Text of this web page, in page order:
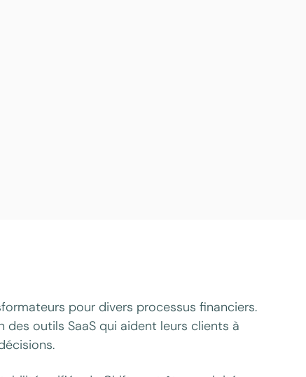
pour divers processus financiers.
outils SaaS qui aident leurs clients à